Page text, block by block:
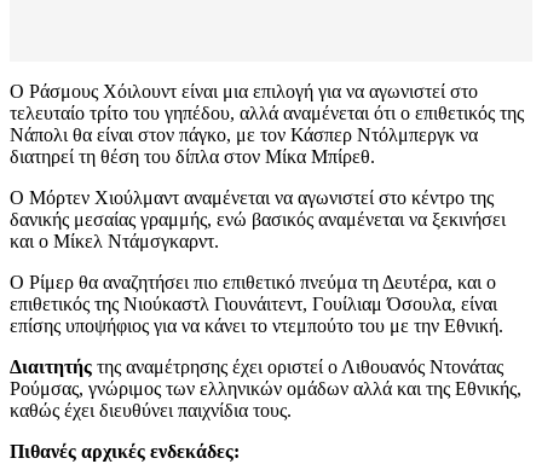
Ο Ράσμους Χόιλουντ είναι μια επιλογή για να αγωνιστεί στο
τελευταίο τρίτο του γηπέδου, αλλά αναμένεται ότι ο επιθετικός της
Νάπολι θα είναι στον πάγκο, με τον Κάσπερ Ντόλμπεργκ να
διατηρεί τη θέση του δίπλα στον Μίκα Μπίρεθ.
Ο Μόρτεν Χιούλμαντ αναμένεται να αγωνιστεί στο κέντρο της
δανικής μεσαίας γραμμής, ενώ βασικός αναμένεται να ξεκινήσει
και ο Μίκελ Ντάμσγκαρντ.
Ο Ρίμερ θα αναζητήσει πιο επιθετικό πνεύμα τη Δευτέρα, και ο
επιθετικός της Νιούκαστλ Γιουνάιτεντ, Γουίλιαμ Όσουλα, είναι
επίσης υποψήφιος για να κάνει το ντεμπούτο του με την Εθνική.
Διαιτητής της αναμέτρησης έχει οριστεί ο Λιθουανός Ντονάτας
Ρούμσας, γνώριμος των ελληνικών ομάδων αλλά και της Εθνικής,
καθώς έχει διευθύνει παιχνίδια τους.
Πιθανές αρχικές ενδεκάδες: